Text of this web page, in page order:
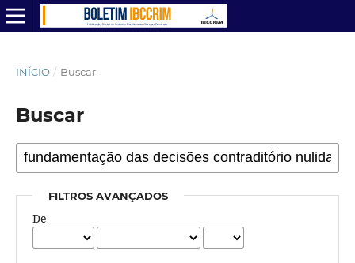
INÍCIO / Buscar
Buscar
FILTROS AVANÇADOS
De